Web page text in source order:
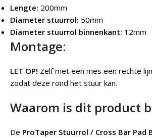
Lengte: 200mm
Diameter stuurrol: 50mm
Diameter stuurrol binnenkant: 12mm
Montage:
LET OP! Zelf met een mes een rechte
zodat deze rond het stuur kan.
Waarom is dit product
De ProTaper Stuurrol / Cross Bar Pad